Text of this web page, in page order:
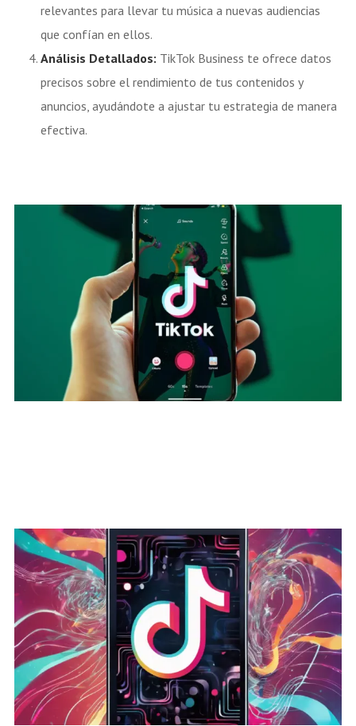
relevantes para llevar tu música a nuevas audiencias
que confían en ellos.
Análisis Detallados: TikTok Business te ofrece datos
precisos sobre el rendimiento de tus contenidos y
anuncios, ayudándote a ajustar tu estrategia de manera
efectiva.